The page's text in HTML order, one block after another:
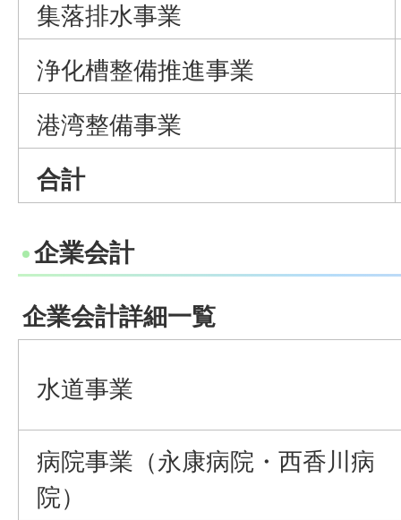
集落排水事業
浄化槽整備推進事業
港湾整備事業
合計
企業会計
企業会計詳細一覧
水道事業
病院事業（永康病院・西香川病
院）